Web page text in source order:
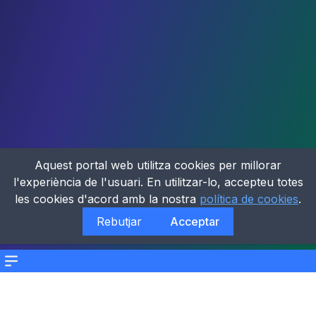
Menu
Aquest portal web utilitza cookies per millorar
l'experiència de l'usuari. En utilitzar-lo, accepteu totes
les cookies d'acord amb la nostra política de cookies.
Rebutjar
Acceptar